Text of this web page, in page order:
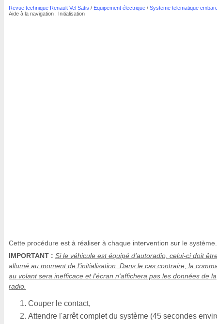
Revue technique Renault Vel Satis / Equipement électrique / Systeme telematique
Aide à la navigation : Initialisation
Cette procédure est à réaliser à chaque intervention sur le système.
IMPORTANT : Si le véhicule est équipé d'autoradio, celui-ci doit
allumé au moment de l'initialisation. Dans le cas contraire, la
au volant sera inefficace et l'écran n'affichera pas les données de la
radio.
Couper le contact,
Attendre l'arrêt complet du système (45 secondes